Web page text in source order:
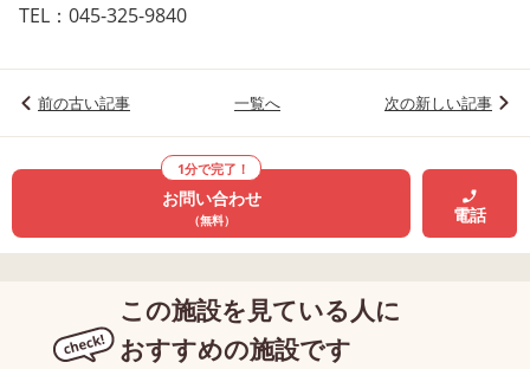
TEL：045-325-9840
前の古い記事 一覧へ 次の新しい記事
1分で完了！
お問い合わせ
（無料） 電話
この施設を見ている人に
おすすめの施設です